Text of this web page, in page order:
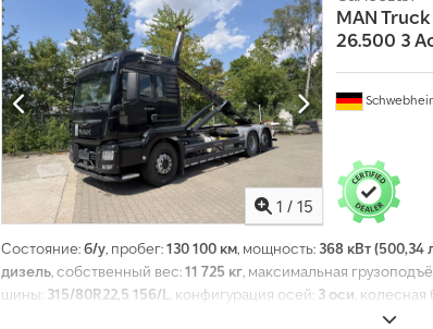
Оборудование:USB-порт, гидроусилитель руля,
стояночный, прицепное устройство, центральный замок,
1 / 15
MAN
26.500 3
Состояние:б/у, пробег:130 100 км, мощность: 368 кВт (500,34
дизель, собственный вес:11 725 кг, максимальная
шины: 315/80R22,5 156/L, конфигурация осей: 3 оси, колесная
другое